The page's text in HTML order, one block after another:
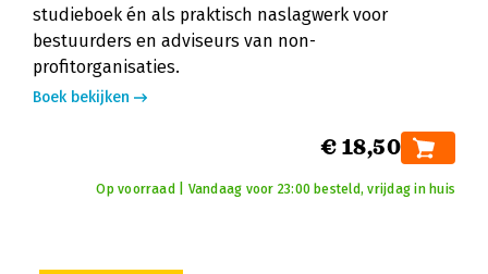
studieboek én als praktisch naslagwerk voor
bestuurders en adviseurs van non-
profitorganisaties.
Boek bekijken
€ 18,50
Op voorraad | Vandaag voor 23:00 besteld, vrijdag in huis